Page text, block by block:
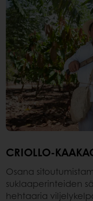
CRIOLLO-
Osana
suklaaperinteiden
hehtaaria